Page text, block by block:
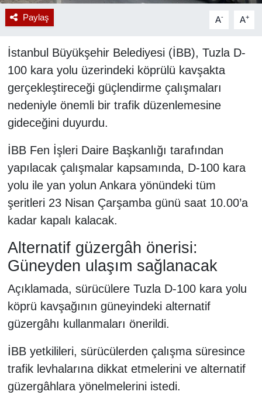
Paylaş A- A+
İstanbul Büyükşehir Belediyesi (İBB), Tuzla D-
100 kara yolu üzerindeki köprülü kavşakta
gerçekleştireceği güçlendirme çalışmaları
nedeniyle önemli bir trafik düzenlemesine
gideceğini duyurdu.
İBB Fen İşleri Daire Başkanlığı tarafından
yapılacak çalışmalar kapsamında, D-100 kara
yolu ile yan yolun Ankara yönündeki tüm
şeritleri 23 Nisan Çarşamba günü saat 10.00’a
kadar kapalı kalacak.
Alternatif güzergâh önerisi:
Güneyden ulaşım sağlanacak
Açıklamada, sürücülere Tuzla D-100 kara yolu
köprü kavşağının güneyindeki alternatif
güzergâhı kullanmaları önerildi.
İBB yetkilileri, sürücülerden çalışma süresince
trafik levhalarına dikkat etmelerini ve alternatif
güzergâhlara yönelmelerini istedi.